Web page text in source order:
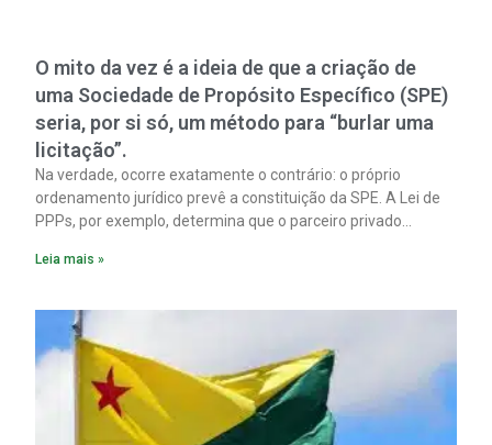
O mito da vez é a ideia de que a criação de
uma Sociedade de Propósito Específico (SPE)
seria, por si só, um método para “burlar uma
licitação”.
Na verdade, ocorre exatamente o contrário: o próprio
ordenamento jurídico prevê a constituição da SPE. A Lei de
PPPs, por exemplo, determina que o parceiro privado
empreendimento. Ou seja, a suposta “fraude à licitação” é
figura é facultativa e sujeita a uma escolha racional de
projeto a projeto.
Leia mais »